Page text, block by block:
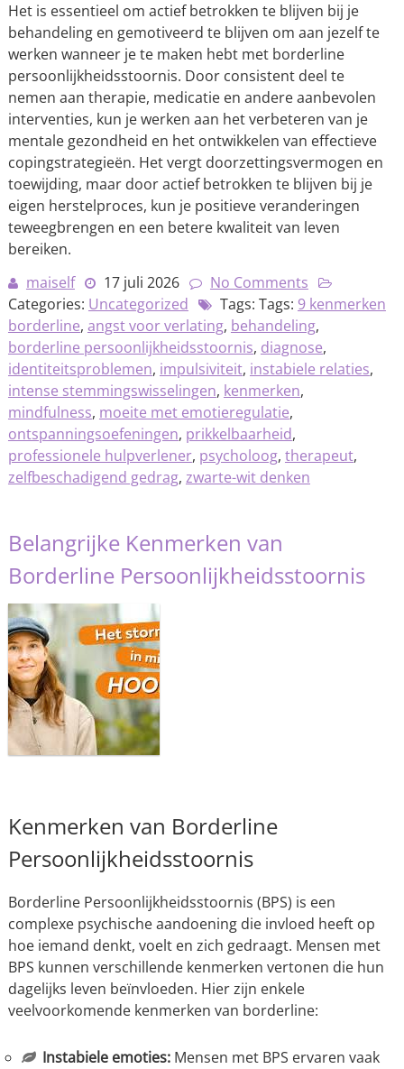
Het is essentieel om actief betrokken te blijven bij je
behandeling en gemotiveerd te blijven om aan jezelf te
werken wanneer je te maken hebt met borderline
persoonlijkheidsstoornis. Door consistent deel te
nemen aan therapie, medicatie en andere aanbevolen
interventies, kun je werken aan het verbeteren van je
mentale gezondheid en het ontwikkelen van effectieve
copingstrategieën. Het vergt doorzettingsvermogen en
toewijding, maar door actief betrokken te blijven bij je
eigen herstelproces, kun je positieve veranderingen
teweegbrengen en een betere kwaliteit van leven
bereiken.
maiself
17 juli 2026
No Comments
Categories: Uncategorized Tags: Tags: 9 kenmerken
borderline, angst voor verlating, behandeling,
borderline persoonlijkheidsstoornis, diagnose,
identiteitsproblemen, impulsiviteit, instabiele relaties,
intense stemmingswisselingen, kenmerken,
mindfulness, moeite met emotieregulatie,
ontspanningsoefeningen, prikkelbaarheid,
professionele hulpverlener, psycholoog, therapeut,
zelfbeschadigend gedrag, zwarte-wit denken
Belangrijke Kenmerken van
Borderline Persoonlijkheidsstoornis
Kenmerken van Borderline
Persoonlijkheidsstoornis
Borderline Persoonlijkheidsstoornis (BPS) is een
complexe psychische aandoening die invloed heeft op
hoe iemand denkt, voelt en zich gedraagt. Mensen met
BPS kunnen verschillende kenmerken vertonen die hun
dagelijks leven beïnvloeden. Hier zijn enkele
veelvoorkomende kenmerken van borderline:
Instabiele emoties:Mensen met BPS ervaren vaak